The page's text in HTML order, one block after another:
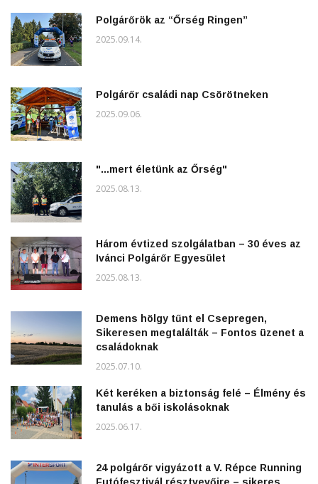
Polgárőrök az “Őrség Ringen”
2025.09.14.
Polgárőr családi nap Csörötneken
2025.09.06.
"...mert életünk az Őrség"
2025.08.13.
Három évtized szolgálatban – 30 éves az
Ivánci Polgárőr Egyesület
2025.08.13.
Demens hölgy tűnt el Csepregen,
Sikeresen megtalálták – Fontos üzenet a
családoknak
2025.07.10.
Két keréken a biztonság felé – Élmény és
tanulás a bői iskolásoknak
2025.06.17.
24 polgárőr vigyázott a V. Répce Running